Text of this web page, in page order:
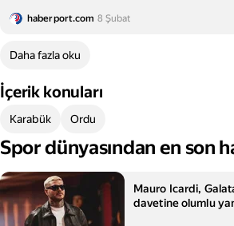
haberport.com 8 Şubat
Daha fazla oku
İçerik konuları
Karabük Ordu
Spor dünyasından en son
Mauro Icardi,
davetine olumlu